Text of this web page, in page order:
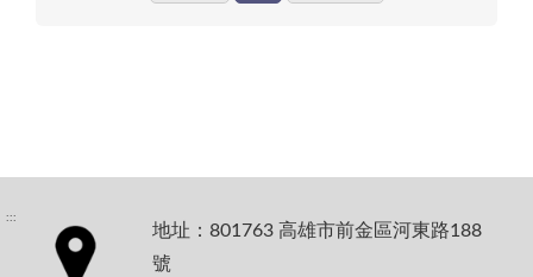
:::
地址：801763 高雄市前金區河東路188
號